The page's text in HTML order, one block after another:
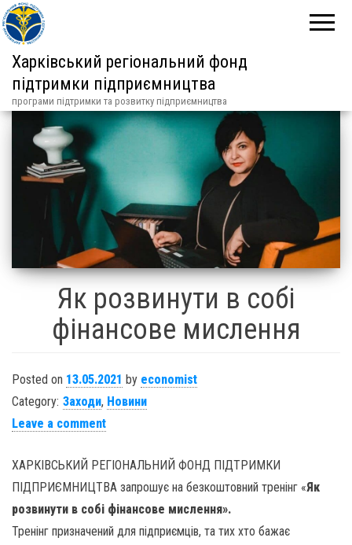
Харківський регіональний фонд
підтримки підприємництва
програми підтримки та розвитку підприємництва
Як розвинути в собі
фінансове мислення
Posted on 13.05.2021 by economist
Category: Заходи, Новини
Leave a comment
ХАРКІВСЬКИЙ РЕГІОНАЛЬНИЙ ФОНД ПІДТРИМКИ
ПІДПРИЄМНИЦТВА запрошує на безкоштовний тренінг «Як
розвинути в собі фінансове мислення».
Тренінг призначений для підприємців, та тих хто бажає